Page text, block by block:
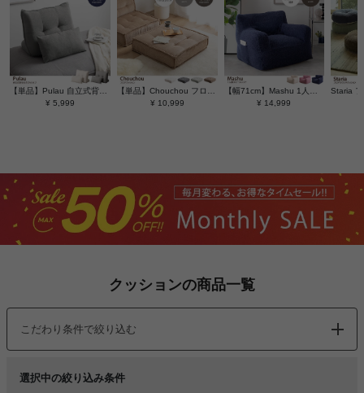
¥ 5,999
¥ 10,999
¥ 14,999
クッションの商品一覧
こだわり条件で絞り込む
選択中の絞り込み条件